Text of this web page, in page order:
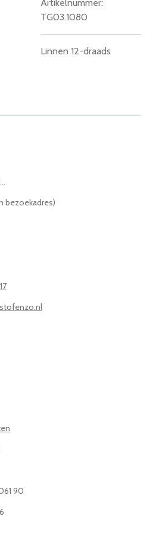
Artikelnummer:
TG03.1080
Linnen 12-draads
bezoekadres)
90